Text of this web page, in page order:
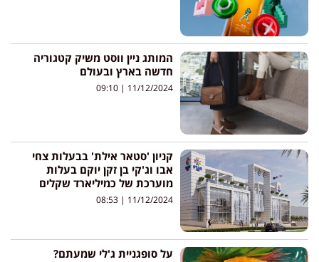
המותג ניין ווסט משיק קטגוריה
חדשה בארץ ובעולם
11/12/2024
קניון 'סטאר אילת' בבעלות צחי
אבו וג'קי בן זקן יוקם בעלות
מוערכת של כמיליארד שקלים
11/12/2024
על סופגניית ג'לי שמעתם?